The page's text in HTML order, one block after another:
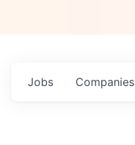
Jobs Companies